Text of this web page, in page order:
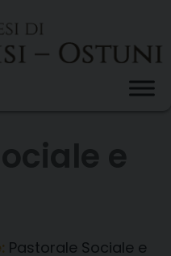
Pastorale Sociale e